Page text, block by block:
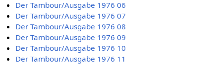
Der Tambour/Ausgabe 1976 06
Der Tambour/Ausgabe 1976 07
Der Tambour/Ausgabe 1976 08
Der Tambour/Ausgabe 1976 09
Der Tambour/Ausgabe 1976 10
Der Tambour/Ausgabe 1976 11